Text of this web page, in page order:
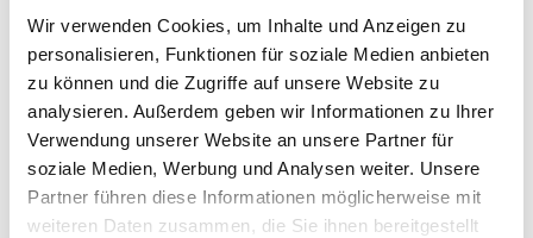
Wir verwenden Cookies, um Inhalte und Anzeigen zu
personalisieren, Funktionen für soziale Medien anbieten
zu können und die Zugriffe auf unsere Website zu
analysieren. Außerdem geben wir Informationen zu Ihrer
Verwendung unserer Website an unsere Partner für
soziale Medien, Werbung und Analysen weiter. Unsere
Partner führen diese Informationen möglicherweise mit
weiteren Daten zusammen, die Sie ihnen bereitgestellt
Liebevoll Kunst: Aus Porzellan, außen
unglasiert, innen glasiert
Bei jeder Porzellandose wird auf höchste Qualität und
detailgetreue Verarbeitung geachtet. Das unglasierte Äußere
verleiht der Dose eine natürliche Haptik, während das glasierte